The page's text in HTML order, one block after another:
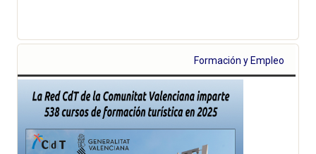
Formación y Empleo